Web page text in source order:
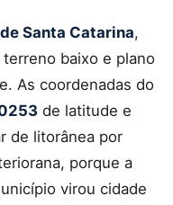
Santa Catarina,
terreno baixo e plano
As coordenadas do
de latitude e
de litorânea por
porque a
virou cidade